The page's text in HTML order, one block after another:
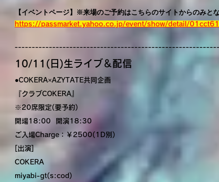
【イベントページ】※来場のご予約はこちらのサイトからのみと
https://passmarket.yahoo.co.jp/event/show/detail/
10/11(日)生ライブ＆配信
●COKERA×AZYTATE共同企画
『クラブCOKERA』
※20席限定(要予約)
開場18:00 開演18:30
ご入場Charge：￥2500(1D別)
[出演]
COKERA
miyabi-gt(s:cod)